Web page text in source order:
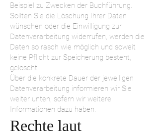
Beispiel zu Zwecken der Buchführung.
Sollten Sie die Löschung Ihrer Daten
wünschen oder die Einwilligung zur
Datenverarbeitung widerrufen, werden die
Daten so rasch wie möglich und soweit
keine Pflicht zur Speicherung besteht,
gelöscht.
Über die konkrete Dauer der jeweiligen
Datenverarbeitung informieren wir Sie
weiter unten, sofern wir weitere
Informationen dazu haben.
Rechte laut